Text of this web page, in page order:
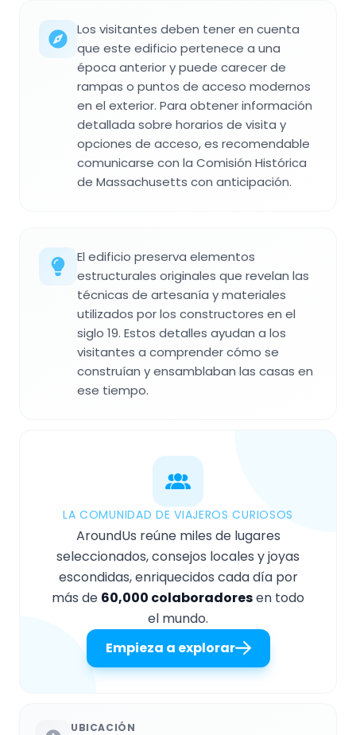
Los visitantes deben tener en cuenta
que este edificio pertenece a una
época anterior y puede carecer de
rampas o puntos de acceso modernos
en el exterior. Para obtener información
detallada sobre horarios de visita y
opciones de acceso, es recomendable
comunicarse con la Comisión Histórica
de Massachusetts con anticipación.
El edificio preserva elementos
estructurales originales que revelan las
técnicas de artesanía y materiales
utilizados por los constructores en el
siglo 19. Estos detalles ayudan a los
visitantes a comprender cómo se
construían y ensamblaban las casas en
ese tiempo.
LA COMUNIDAD DE VIAJEROS CURIOSOS
AroundUs reúne miles de lugares
seleccionados, consejos locales y joyas
escondidas, enriquecidos cada día por
más de 60,000 colaboradoresen todo
el mundo.
Empieza a explorar
UBICACIÓN